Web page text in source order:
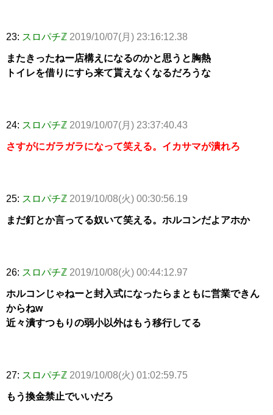
23: スロパチℤ 2019/10/07(月) 23:16:12.38
またきったねー店構えになるのかと思うと胸熱
トイレを借りにすら来て貰えなくなるだろうな
24: スロパチℤ 2019/10/07(月) 23:37:40.43
さすがにガラガラになって笑える。イカサマが潰れろ
25: スロパチℤ 2019/10/08(火) 00:30:56.19
まだ釘とか言ってる奴いて笑える。ホルコンだよアホか
26: スロパチℤ 2019/10/08(火) 00:44:12.97
ホルコンじゃねーと封入式になったらまともに営業できん
からねw
近々潰すつもりの弱小以外はもう移行してる
27: スロパチℤ 2019/10/08(火) 01:02:59.75
もう換金禁止でいいだろ